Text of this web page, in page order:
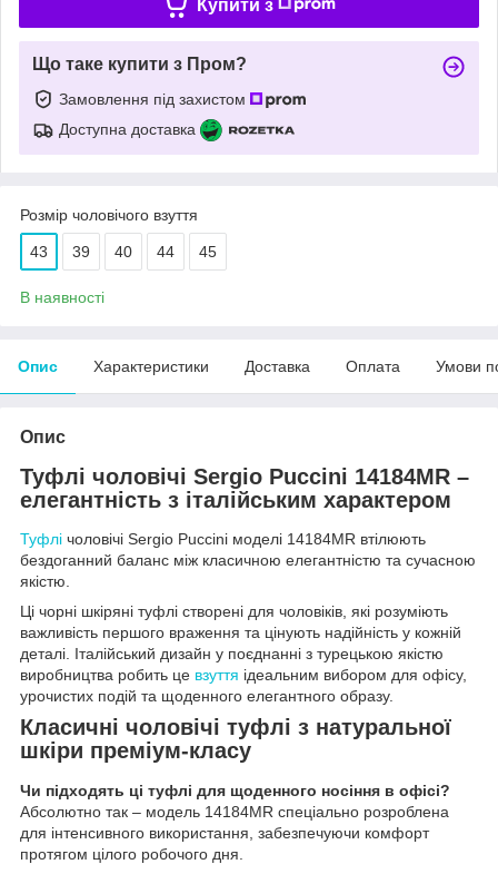
Купити з
Що таке купити з Пром?
Замовлення під захистом
Доступна доставка
Розмір чоловічого взуття
43 39 40 44 45
В наявності
Опис Характеристики Доставка Оплата Умови
Опис
Туфлі чоловічі Sergio Puccini 14184MR –
елегантність з італійським характером
Туфлі чоловічі Sergio Puccini моделі 14184MR втілюють
бездоганний баланс між класичною елегантністю та сучасною
якістю.
Ці чорні шкіряні туфлі створені для чоловіків, які розуміють
важливість першого враження та цінують надійність у кожній
деталі. Італійський дизайн у поєднанні з турецькою якістю
виробництва робить це взуття ідеальним вибором для офісу,
урочистих подій та щоденного елегантного образу.
Класичні чоловічі туфлі з натуральної
шкіри преміум-класу
Чи підходять ці туфлі для щоденного носіння в офісі?
Абсолютно так – модель 14184MR спеціально розроблена
для інтенсивного використання, забезпечуючи комфорт
протягом цілого робочого дня.